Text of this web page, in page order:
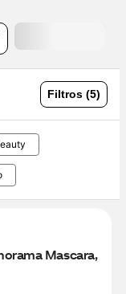
Filtros (5)
Mascara,